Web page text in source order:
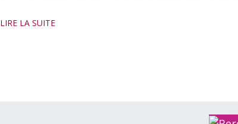
Les finitions, tant pour les villas que pour les
Chaque villa est vendue avec deux places de
LIRE LA SUITE